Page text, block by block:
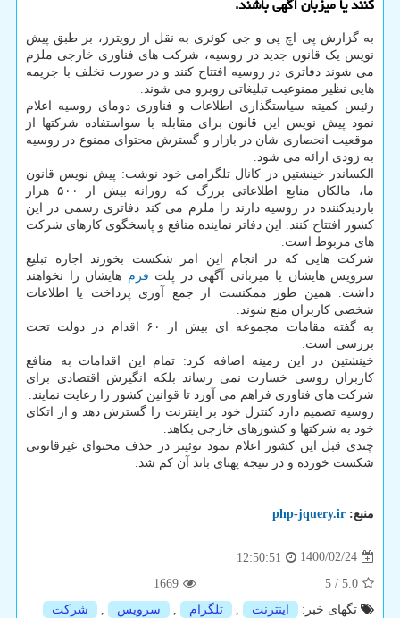
به گزارش پی اچ پی و جی کوئری به نقل از رویترز، بر طبق پیش
نویس یک قانون جدید در روسیه، شرکت های فناوری خارجی ملزم
می شوند دفاتری در روسیه افتتاح کنند و در صورت تخلف با جریمه
هایی نظیر ممنوعیت تبلیغاتی روبرو می شوند.
رئیس کمیته سیاستگذاری اطلاعات و فناوری دومای روسیه اعلام
نمود پیش نویس این قانون برای مقابله با سواستفاده شرکتها از
موقعیت انحصاری شان در بازار و گسترش محتوای ممنوع در روسیه
به زودی ارائه می شود.
الکساندر خینشتین در کانال تلگرامی خود نوشت: پیش نویس قانون
ما، مالکان منابع اطلاعاتی بزرگ که روزانه بیش از ۵۰۰ هزار
بازدیدکننده در روسیه دارند را ملزم می کند دفاتری رسمی در این
کشور افتتاح کنند. این دفاتر نماینده منافع و پاسخگوی کارهای شرکت
های مربوط است.
شرکت هایی که در انجام این امر شکست بخورند اجازه تبلیغ
سرویس هایشان یا میزبانی آگهی در پلت فرم هایشان را نخواهند
داشت. همین طور ممکنست از جمع آوری پرداخت یا اطلاعات
شخصی کاربران منع شوند.
به گفته مقامات مجموعه ای بیش از ۶۰ اقدام در دولت تحت
بررسی است.
خینشتین در این زمینه اضافه کرد: تمام این اقدامات به منافع
کاربران روسی خسارت نمی رساند بلکه انگیزش اقتصادی برای
شرکت های فناوری فراهم می آورد تا قوانین کشور را رعایت نمایند.
روسیه تصمیم دارد کنترل خود بر اینترنت را گسترش دهد و از اتکای
خود به شرکتها و کشورهای خارجی بکاهد.
چندی قبل این کشور اعلام نمود توئیتر در حذف محتوای غیرقانونی
شکست خورده و در نتیجه پهنای باند آن کم شد.
منبع: php-jquery.ir
1400/02/24
12:50:51
5.0
/
5
1669
تگهای خبر:
اینترنت , تلگرام , سرویس , شركت